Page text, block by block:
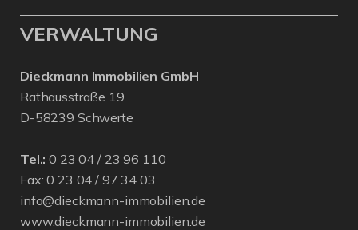
VERWALTUNG
Dieckmann Immobilien GmbH
Rathausstraße 19
D-58239 Schwerte
Tel.: 0 23 04 / 23 96 110
Fax: 0 23 04 / 97 34 03
info@dieckmann-immobilien.de
www.dieckmann-immobilien.de